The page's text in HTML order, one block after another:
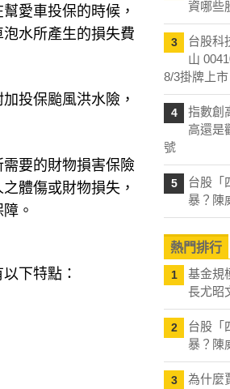
愛車投保的時候，
水所產生的損失費
投保颱風洪水險，
要的財物損害保險
體傷或財物損失，
。
下特點：
資哪些
3
台股科
山
8/3掛牌上市
4
指數創
高還是
號
5
台股「
暴？陳
熱門排行
1
基金規
長尤昭
2
台股「
暴？陳
3
為什麼